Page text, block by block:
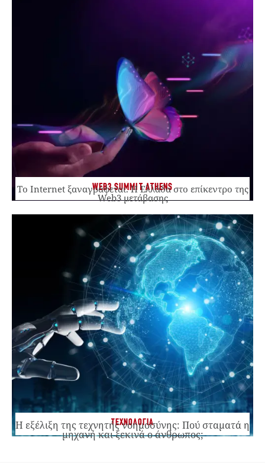
WEB3 SUMMIT ATHENS
Το Internet ξαναγράφεται. Η Ελλάδα στο επίκεντρο της
Web3 μετάβασης
ΤΕΧΝΟΛΟΓΙΑ
Η εξέλιξη της τεχνητής νοημοσύνης: Πού σταματά η
μηχανή και ξεκινά ο άνθρωπος;